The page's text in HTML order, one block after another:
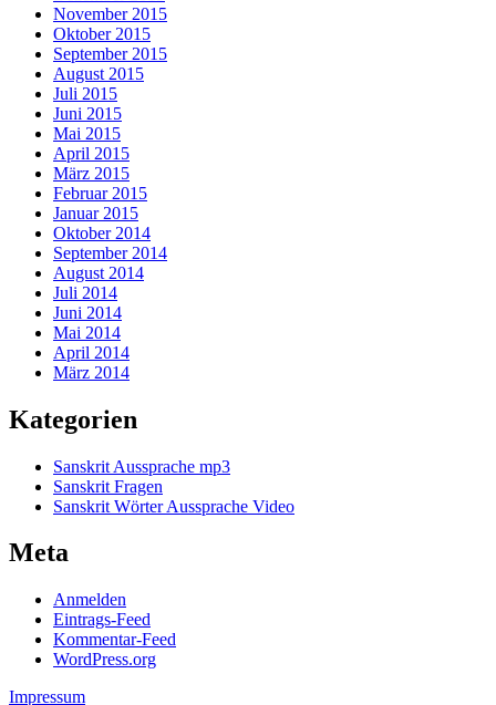
November 2015
Oktober 2015
September 2015
August 2015
Juli 2015
Juni 2015
Mai 2015
April 2015
März 2015
Februar 2015
Januar 2015
Oktober 2014
September 2014
August 2014
Juli 2014
Juni 2014
Mai 2014
April 2014
März 2014
Kategorien
Sanskrit Aussprache mp3
Sanskrit Fragen
Sanskrit Wörter Aussprache Video
Meta
Anmelden
Eintrags-Feed
Kommentar-Feed
WordPress.org
Impressum